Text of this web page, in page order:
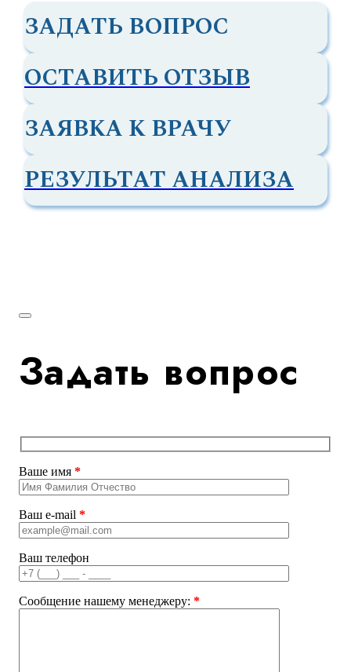
ЗАДАТЬ ВОПРОС
ОСТАВИТЬ ОТЗЫВ
ЗАЯВКА К ВРАЧУ
РЕЗУЛЬТАТ АНАЛИЗА
Задать вопрос
Ваше имя *
Ваш e-mail *
Ваш телефон
Сообщение нашему менеджеру: *